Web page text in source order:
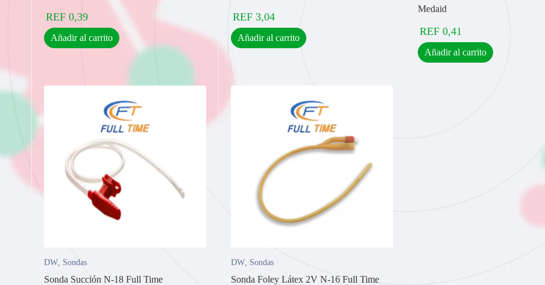
REF 0,39
Añadir al carrito
REF 3,04
Añadir al carrito
Medaid
REF 0,41
Añadir al carrito
DW, Sondas
Sonda Succión N-18 Full Time
DW, Sondas
Sonda Foley Látex 2V N-16 Full Time